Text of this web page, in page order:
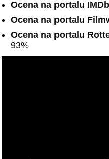
Ocena na portalu IMDb
Ocena na portalu
Ocena na portalu
93%